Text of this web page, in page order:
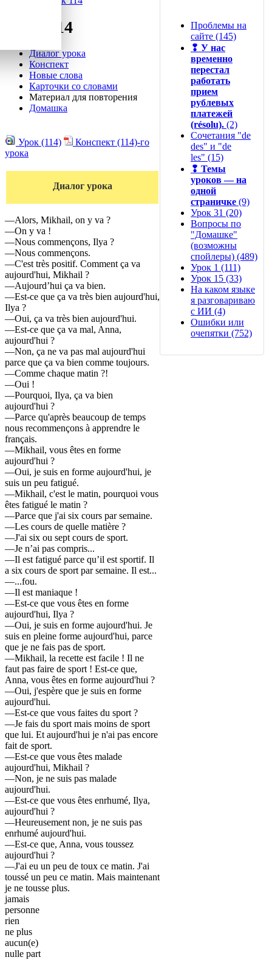
Урок 114
Диалог урока
Конспект
Новые слова
Карточки со словами
Материал для повторения
Домашка
Урок (114)
Конспект (114)-го
урока
Диалог урока
—Alors, Mikhail, on y va ?
—On y va !
—Nous commençons, Ilya ?
—Nous commençons.
—C'est très positif. Comment ça va
aujourd'hui, Mikhail ?
—Aujourd’hui ça va bien.
—Est-ce que ça va très bien aujourd'hui,
Ilya ?
—Oui, ça va très bien aujourd'hui.
—Est-ce que ça va mal, Anna,
aujourd'hui ?
—Non, ça ne va pas mal aujourd'hui
parce que ça va bien comme toujours.
—Comme chaque matin ?!
—Oui !
—Pourquoi, Ilya, ça va bien
aujourd'hui ?
—Parce qu'après beaucoup de temps
nous recommençons à apprendre le
français.
—Mikhail, vous êtes en forme
aujourd'hui ?
—Oui, je suis en forme aujourd'hui, je
suis un peu fatigué.
—Mikhail, c'est le matin, pourquoi vous
êtes fatigué le matin ?
—Parce que j'ai six cours par semaine.
—Les cours de quelle matière ?
—J'ai six ou sept cours de sport.
—Je n’ai pas compris...
—Il est fatigué parce qu’il est sportif. Il
a six cours de sport par semaine. Il est...
—...fou.
—Il est maniaque !
—Est-ce que vous êtes en forme
aujourd'hui, Ilya ?
—Oui, je suis en forme aujourd'hui. Je
suis en pleine forme aujourd'hui, parce
que je ne fais pas de sport.
—Mikhail, la recette est facile ! Il ne
faut pas faire de sport ! Est-ce que,
Anna, vous êtes en forme aujourd'hui ?
—Oui, j'espère que je suis en forme
aujourd'hui.
—Est-ce que vous faites du sport ?
—Je fais du sport mais moins de sport
que lui. Et aujourd'hui je n'ai pas encore
fait de sport.
—Est-ce que vous êtes malade
aujourd'hui, Mikhail ?
—Non, je ne suis pas malade
aujourd'hui.
—Est-ce que vous êtes enrhumé, Ilya,
aujourd'hui ?
—Heureusement non, je ne suis pas
enrhumé aujourd'hui.
—Est-ce que, Anna, vous toussez
aujourd'hui ?
—J'ai eu un peu de toux ce matin. J'ai
toussé un peu ce matin. Mais maintenant
je ne tousse plus.
jamais
personne
rien
ne plus
aucun(e)
nulle part
Проблемы на
сайте (145)
❢ У нас
временно
перестал
работать
прием
рублевых
платежей
(résolu). (2)
Сочетания "de
des" и "de
les" (15)
❢ Темы
уроков — на
одной
страничке (9)
Урок 31 (20)
Вопросы по
"Домашке"
(возможны
спойлеры) (489)
Урок 1 (111)
Урок 15 (33)
На каком языке
я разговариваю
с ИИ (4)
Ошибки или
очепятки (752)